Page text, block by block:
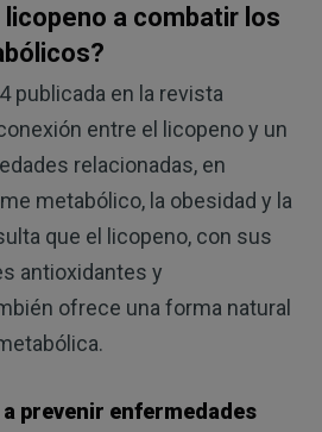
licopeno a combatir los
publicada en la revista
entre el licopeno y un
relacionadas, en
metabólico, la obesidad y la
que el licopeno, con sus
antioxidantes y
ofrece una forma natural
a prevenir enfermedades